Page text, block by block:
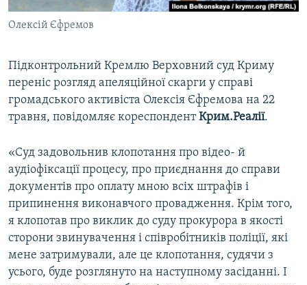
УКРАЇНСЬКА ПРОБЛЕМА КРИМУ
ІНФОГРАФІКА
ДОЛУЧАЙСЯ!
Усі сайти RFE/RL
Олексій Єфремов
Підконтрольний Кремлю Верховний суд Криму
переніс розгляд апеляційної скарги у справі
громадського активіста Олексія Єфремова на 22
травня, повідомляє кореспондентКрим.Реалії.
«Суд задовольнив клопотання про відео- й
аудіофіксації процесу, про приєднання до справи
документів про оплату мною всіх штрафів і
припинення виконавчого провадження. Крім того,
я клопотав про виклик до суду прокурора в якості
сторони звинувачення і співробітників поліції, які
мене затримували, але це клопотання, судячи з
усього, буде розглянуто на наступному засіданні. І